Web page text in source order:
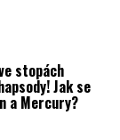
stopách
Jak se
a Mercury?